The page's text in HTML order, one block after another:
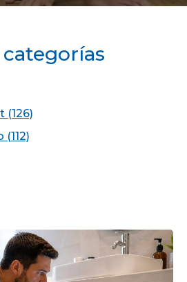
(126)
(112)